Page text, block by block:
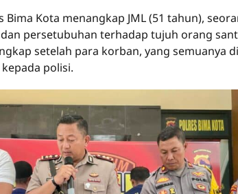
Bima Kota menangkap JML (51 tahun),
persetubuhan terhadap tujuh orang
setelah para korban, yang semuanya
polisi.